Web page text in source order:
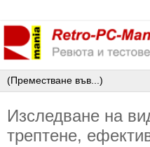
Изследване на
трептене,